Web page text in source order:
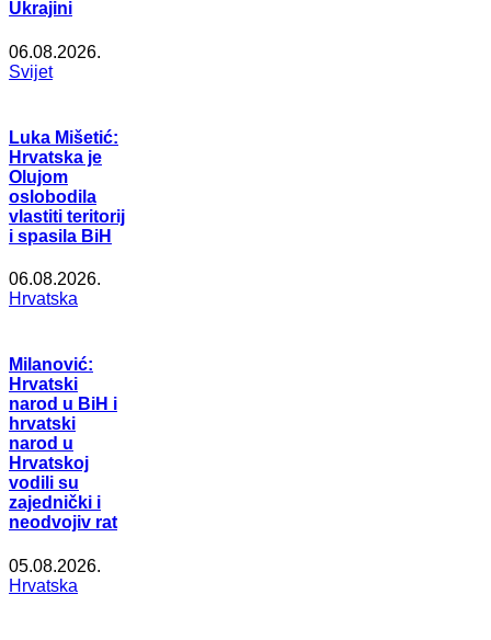
Ukrajini
06.08.2026.
Svijet
Luka Mišetić:
Hrvatska je
Olujom
oslobodila
vlastiti teritorij
i spasila BiH
06.08.2026.
Hrvatska
Milanović:
Hrvatski
narod u BiH i
hrvatski
narod u
Hrvatskoj
vodili su
zajednički i
neodvojiv rat
05.08.2026.
Hrvatska